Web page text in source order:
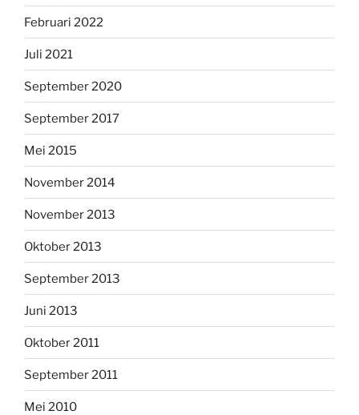
Februari 2022
Juli 2021
September 2020
September 2017
Mei 2015
November 2014
November 2013
Oktober 2013
September 2013
Juni 2013
Oktober 2011
September 2011
Mei 2010